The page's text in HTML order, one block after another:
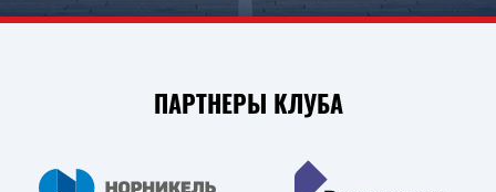
ПАРТНЕРЫ КЛУБА